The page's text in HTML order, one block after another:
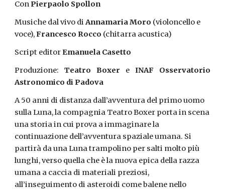
Con Pierpaolo Spollon
Musiche dal vivo di Annamaria Moro (violoncello e
voce), Francesco Rocco (chitarra acustica)
Script editor Emanuela Casetto
Produzione:Teatro Boxer eINAF Osservatorio
Astronomico di Padova
A 50 anni di distanza dall’avventura del primo uomo
sulla Luna, la compagnia Teatro Boxer porta in scena
una storia in cui prova a immaginare la
continuazione dell’avventura spaziale umana. Si
partirà da una Luna trampolino per salti molto più
lunghi, verso quella che è la nuova epica della razza
umana a caccia di materiali preziosi,
all’inseguimento di asteroidi come balene nello